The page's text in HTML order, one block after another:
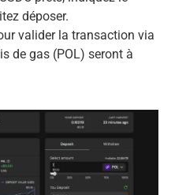
déposer.
valider la transaction via
de gas (POL) seront à